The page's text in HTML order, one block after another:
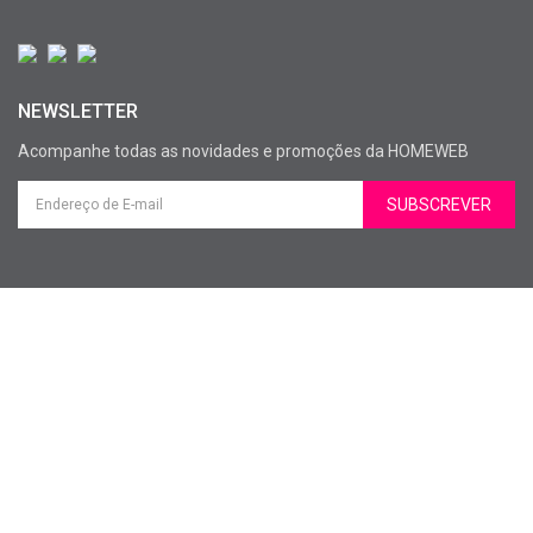
NEWSLETTER
Acompanhe todas as novidades e promoções da HOMEWEB
SUBSCREVER